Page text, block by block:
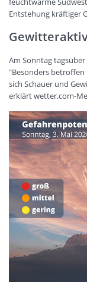
Entstehung kräftiger
Am Sonntag
"Besonders
sich Schauer und
erklärt wetter.com-